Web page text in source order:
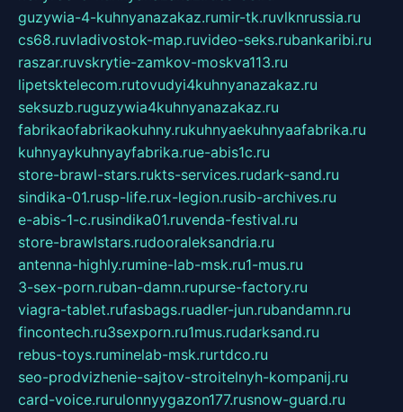
guzywia-4-kuhnyanazakaz.rumir-tk.ruvlknrussia.ru
cs68.ruvladivostok-map.ruvideo-seks.rubankaribi.ru
raszar.ruvskrytie-zamkov-moskva113.ru
lipetsktelecom.rutovudyi4kuhnyanazakaz.ru
seksuzb.ruguzywia4kuhnyanazakaz.ru
fabrikaofabrikaokuhny.rukuhnyaekuhnyaafabrika.ru
kuhnyaykuhnyayfabrika.rue-abis1c.ru
store-brawl-stars.rukts-services.rudark-sand.ru
sindika-01.rusp-life.rux-legion.rusib-archives.ru
e-abis-1-c.rusindika01.ruvenda-festival.ru
store-brawlstars.rudooraleksandria.ru
antenna-highly.rumine-lab-msk.ru1-mus.ru
3-sex-porn.ruban-damn.rupurse-factory.ru
viagra-tablet.rufasbags.ruadler-jun.rubandamn.ru
fincontech.ru3sexporn.ru1mus.rudarksand.ru
rebus-toys.ruminelab-msk.rurtdco.ru
seo-prodvizhenie-sajtov-stroitelnyh-kompanij.ru
card-voice.rurulonnyygazon177.rusnow-guard.ru